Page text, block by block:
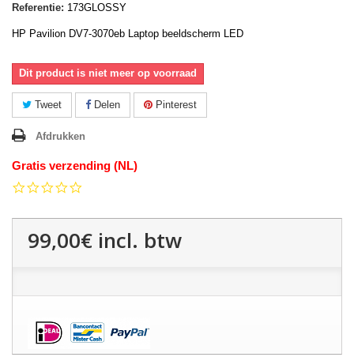
Referentie: 173GLOSSY
HP Pavilion DV7-3070eb Laptop beeldscherm LED
Dit product is niet meer op voorraad
Tweet Delen Pinterest
Afdrukken
Gratis verzending (NL)
99,00€ incl. btw